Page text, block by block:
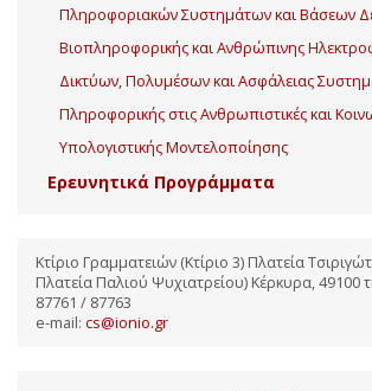
Πληροφοριακών Συστημάτων και Βάσεων
Βιοπληροφορικής και Ανθρώπινης
Δικτύων, Πολυμέσων και Ασφάλειας
Πληροφορικής στις Ανθρωπιστικές και
Υπολογιστικής Μοντελοποίησης
Ερευνητικά Προγράμματα
Κτίριο Γραμματειών (Κτίριο 3) Πλατεία
Πλατεία Παλιού Ψυχιατρείου) Κέρκυρα, 49100
87761 / 87763
e-mail: cs@ionio.gr